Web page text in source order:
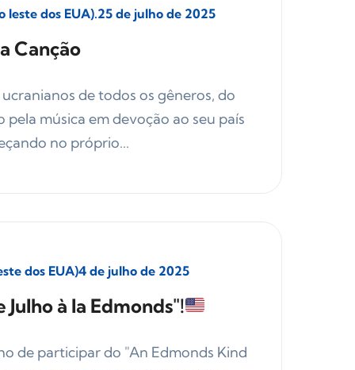
Canção
leste dos EUA).25 de julho de 2025
ucranianos de todos os gêneros, do
música em devoção ao seu país
no próprio...
à la Edmonds"!
dos EUA)4 de julho de 2025
de participar do "An Edmonds Kind